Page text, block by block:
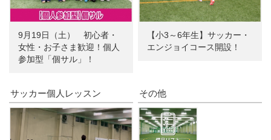
9月19日（土） 初心者・
女性・お子さま歓迎！個人
参加型「個サル」！
【小3～6年生】サッカー・
エンジョイコース開設！
サッカー個人レッスン その他